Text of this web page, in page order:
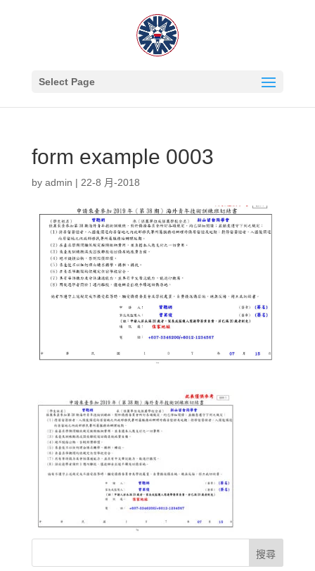
Select Page
form example 0003
by admin | 22-8 月-2018